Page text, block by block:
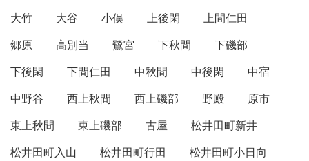
大竹
大谷 小俣 上後閑
上間仁田
郷原
高別当 鷺宮 下秋間
下磯部
下後閑
下間仁田 中秋間 中後閑
中宿
中野谷
西上秋間 西上磯部 野殿
原市
東上秋間
東上磯部 古屋
松井田町新井
松井田町入山
松井田町行田
松井田町小日向